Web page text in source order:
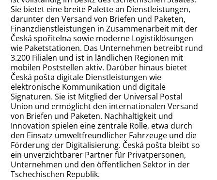
Sie bietet eine breite Palette an Dienstleistungen,
darunter den Versand von Briefen und Paketen,
Finanzdienstleistungen in Zusammenarbeit mit der
Česká spořitelna sowie moderne Logistiklösungen
wie Paketstationen. Das Unternehmen betreibt rund
3.200 Filialen und ist in ländlichen Regionen mit
mobilen Poststellen aktiv. Darüber hinaus bietet
Česká pošta digitale Dienstleistungen wie
elektronische Kommunikation und digitale
Signaturen. Sie ist Mitglied der Universal Postal
Union und ermöglicht den internationalen Versand
von Briefen und Paketen. Nachhaltigkeit und
Innovation spielen eine zentrale Rolle, etwa durch
den Einsatz umweltfreundlicher Fahrzeuge und die
Förderung der Digitalisierung. Česká pošta bleibt so
ein unverzichtbarer Partner für Privatpersonen,
Unternehmen und den öffentlichen Sektor in der
Tschechischen Republik.